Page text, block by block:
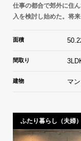
仕事の都合で郊外に住
入を検討し始めた。将
面積
間取り
建物 マ
ふたり暮らし（夫婦）